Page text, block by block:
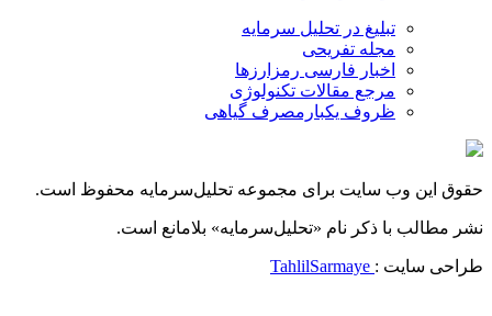
تبلیغ در تحلیل سرمایه
مجله تفریحی
اخبار فارسی رمزارزها
مرجع مقالات تکنولوژی
ظروف یکبارمصرف گیاهی
حقوق این وب سایت برای مجموعه تحلیل‌سرمایه محفوظ است.
نشر مطالب با ذکر نام «تحلیل‌سرمایه» بلامانع است.
طراحی سایت :